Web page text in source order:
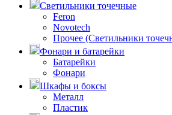
Светильники точечные
Feron
Novotech
Прочее (Светильники
Фонари и батарейки
Батарейки
Фонари
Шкафы и боксы
Металл
Пластик